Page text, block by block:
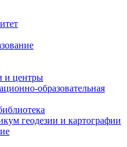
и центры
образовательная
геодезии и картографии